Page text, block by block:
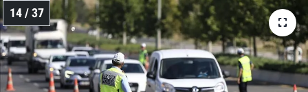
14 / 37